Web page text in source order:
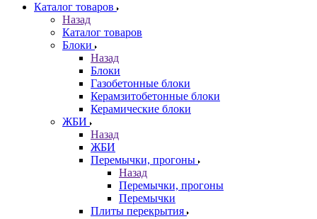
Каталог товаров
Назад
Каталог товаров
Блоки
Назад
Блоки
Газобетонные блоки
Керамзитобетонные блоки
Керамические блоки
ЖБИ
Назад
ЖБИ
Перемычки, прогоны
Назад
Перемычки, прогоны
Перемычки
Плиты перекрытия